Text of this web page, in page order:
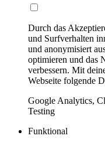
Durch das
und Surfverhalten
und anonymisiert
optimieren und das
verbessern. Mit
Webseite folgende
Google Analytics,
Testing
Funktional